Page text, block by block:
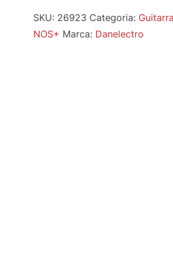
SKU: 26923 Categoria: Guitarra
NOS+ Marca: Danelectro